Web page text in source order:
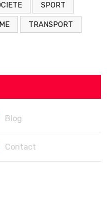
SPORT
TRANSPORT
Blog
Contact